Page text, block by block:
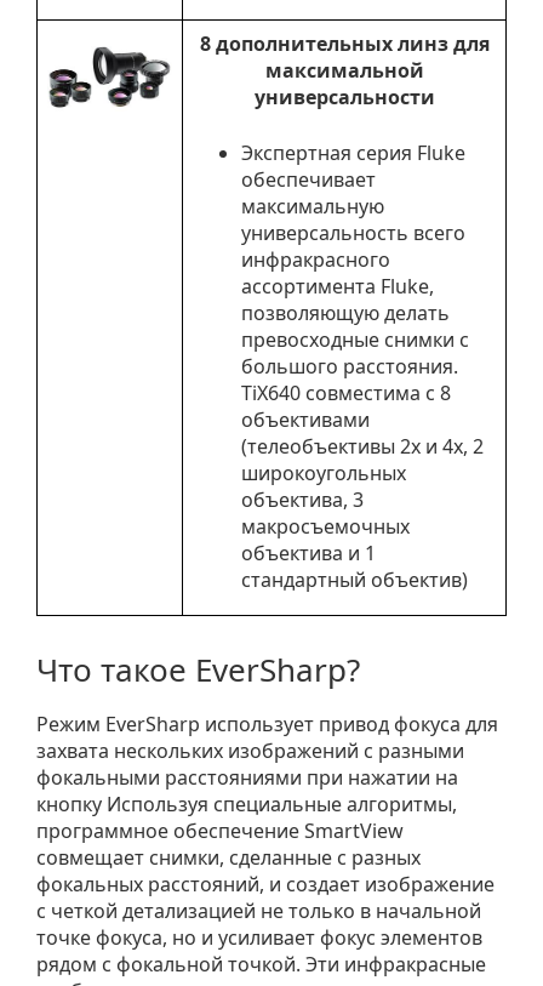
8 дополнительных линз для
максимальной
универсальности
Экспертная серия Fluke
обеспечивает
максимальную
универсальность всего
инфракрасного
ассортимента Fluke,
позволяющую делать
превосходные снимки с
большого расстояния.
TiX640 совместима с 8
объективами
(телеобъективы 2х и 4х, 2
широкоугольных
объектива, 3
макросъемочных
объектива и 1
стандартный объектив)
Что такое EverSharp?
Режим EverSharp использует привод фокуса для
захвата нескольких изображений с разными
фокальными расстояниями при нажатии на
кнопку Используя специальные алгоритмы,
программное обеспечение SmartView
совмещает снимки, сделанные с разных
фокальных расстояний, и создает изображение
с четкой детализацией не только в начальной
точке фокуса, но и усиливает фокус элементов
рядом с фокальной точкой. Эти инфракрасные